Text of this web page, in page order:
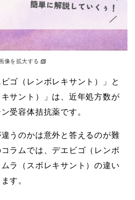
像を拡大する
ゴ（レンボレキサント）」と
キサント）」は、近年処方数が
受容体拮抗薬です。
うのかは意外と答えるのが難
ラムでは、デエビゴ（レンボ
ラ（スボレキサント）の違い
す。